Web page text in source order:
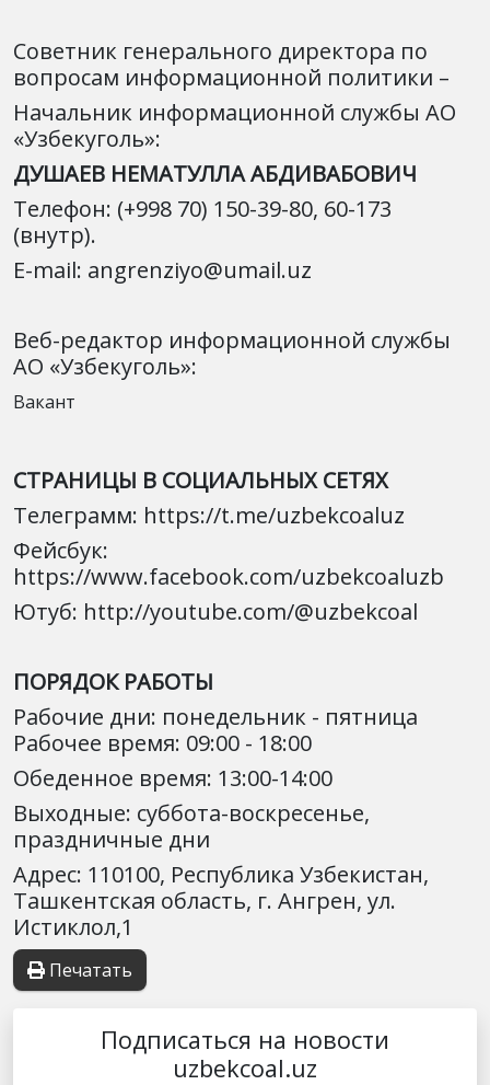
Советник генерального директора по
вопросам информационной политики –
Начальник информационной службы АО
«Узбекуголь»:
ДУШАЕВ НЕМАТУЛЛА АБДИВАБОВИЧ
Телефон: (+998 70) 150-39-80, 60-173
(внутр).
E-mail: angrenziyo@umail.uz
Веб-редактор информационной службы
АО «Узбекуголь»:
Вакант
СТРАНИЦЫ В СОЦИАЛЬНЫХ СЕТЯХ
Телеграмм: https://t.me/uzbekcoaluz
Фейсбук:
https://www.facebook.com/uzbekcoaluzb
Ютуб: http://youtube.com/@uzbekcoal
ПОРЯДОК РАБОТЫ
Рабочие дни: понедельник - пятница
Рабочее время: 09:00 - 18:00
Обеденное время: 13:00-14:00
Выходные: суббота-воскресенье,
праздничные дни
Адрес: 110100, Республика Узбекистан,
Ташкентская область, г. Ангрен, ул.
Истиклол,1
Печатать
Подписаться на новости
uzbekcoal.uz